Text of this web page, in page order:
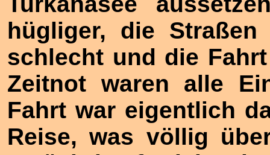
hügliger, die
schlecht und die
Zeitnot waren alle
Fahrt war eigentlich
Reise, was völlig